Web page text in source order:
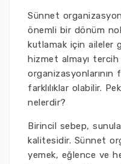
Sünnet
önemli bir dönüm
kutlamak için aileler
hizmet almayı
organizasyonlarının
farklılıklar olabilir.
nelerdir?
Birincil sebep,
kalitesidir. Sünnet
yemek, eğlence ve